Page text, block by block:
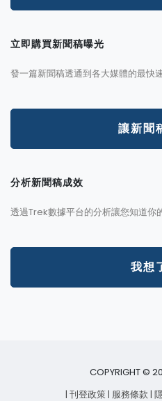
立即購買新聞稿曝光
發一篇新聞稿透通到各大媒體的最快
讓新聞
分析新聞稿成效
透過Trek數據平台的分析讓您知道你
我想
COPYRIGHT ©
| 刊登政策| 服務條款 |